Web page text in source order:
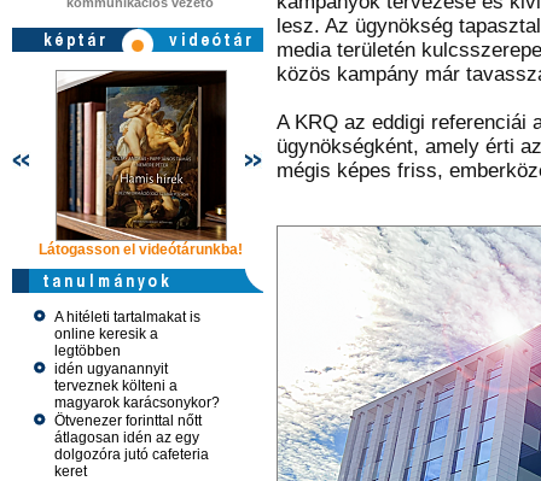
Látogasson el videótárunkba! Látogasson el videótárunkba!Látogasson
A hitéleti tartalmakat is
online keresik a
legtöbben
idén ugyanannyit
terveznek költeni a
magyarok karácsonykor?
Ötvenezer forinttal nőtt
átlagosan idén az egy
dolgozóra jutó cafeteria
keret
lesz. Az ügynökség
media területén
közös kampány már
A KRQ az eddigi referenciái
ügynökségként, amely érti
mégis képes friss,